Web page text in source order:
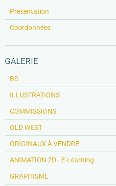
Présentation
Coordonnées
GALERIE
BD
ILLUSTRATIONS
COMMISSIONS
OLD WEST
ORIGINAUX À VENDRE
ANIMATION 2D - E-Learning
GRAPHISME